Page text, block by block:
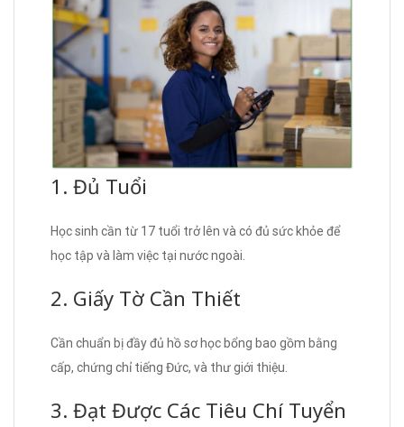
1. Đủ Tuổi
Học sinh cần từ 17 tuổi trở lên và có đủ sức khỏe để
học tập và làm việc tại nước ngoài.
2. Giấy Tờ Cần Thiết
Cần chuẩn bị đầy đủ hồ sơ học bổng bao gồm bằng
cấp, chứng chỉ tiếng Đức, và thư giới thiệu.
3. Đạt Được Các Tiêu Chí Tuyển